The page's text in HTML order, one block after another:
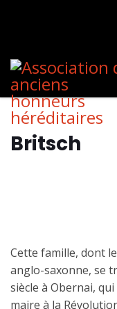
Britsch
Cette famille, dont
anglo-saxonne, se
siècle à Obernai,
maire à la